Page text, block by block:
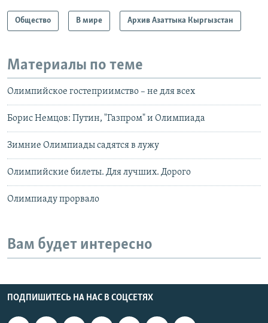
Общество В мире Архив Азаттыка Кыргызстан
Материалы по теме
Олимпийское гостеприимство – не для всех
Борис Немцов: Путин, "Газпром" и Олимпиада
Зимние Олимпиады садятся в лужу
Олимпийские билеты. Для лучших. Дорого
Олимпиаду прорвало
Вам будет интересно
ПОДПИШИТЕСЬ НА НАС В СОЦСЕТЯХ